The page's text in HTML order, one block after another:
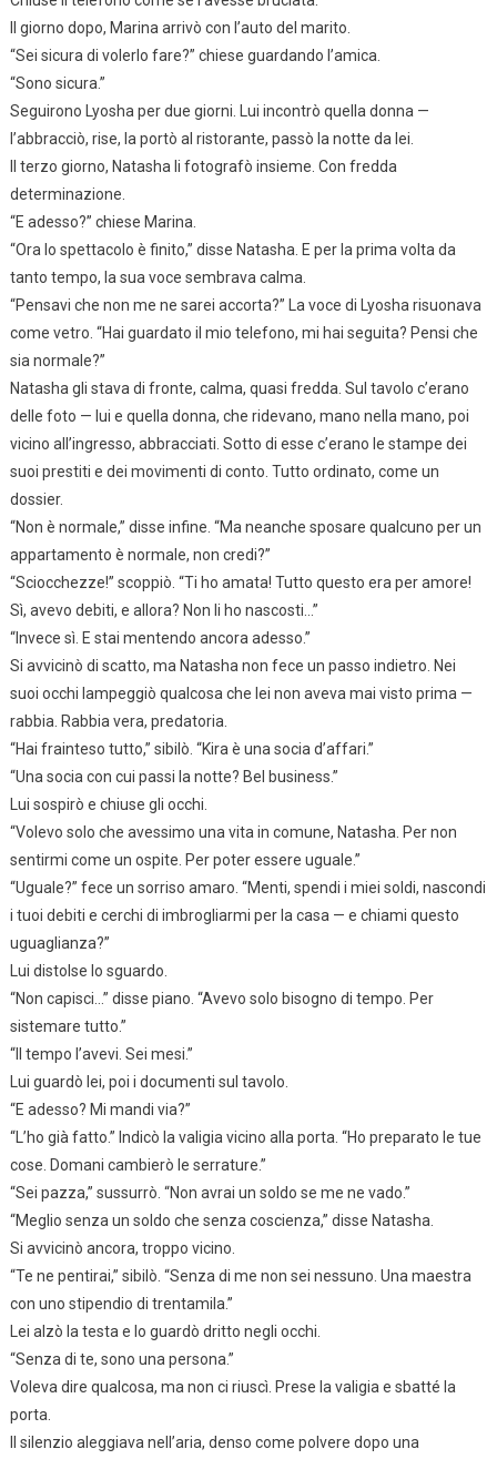
Il giorno dopo, Marina arrivò con l’auto del marito.
“Sei sicura di volerlo fare?” chiese guardando l’amica.
“Sono sicura.”
Seguirono Lyosha per due giorni. Lui incontrò quella donna —
l’abbracciò, rise, la portò al ristorante, passò la notte da lei.
Il terzo giorno, Natasha li fotografò insieme. Con fredda
determinazione.
“E adesso?” chiese Marina.
“Ora lo spettacolo è finito,” disse Natasha. E per la prima volta da
tanto tempo, la sua voce sembrava calma.
“Pensavi che non me ne sarei accorta?” La voce di Lyosha risuonava
come vetro. “Hai guardato il mio telefono, mi hai seguita? Pensi che
sia normale?”
Natasha gli stava di fronte, calma, quasi fredda. Sul tavolo c’erano
delle foto — lui e quella donna, che ridevano, mano nella mano, poi
vicino all’ingresso, abbracciati. Sotto di esse c’erano le stampe dei
suoi prestiti e dei movimenti di conto. Tutto ordinato, come un
dossier.
“Non è normale,” disse infine. “Ma neanche sposare qualcuno per un
appartamento è normale, non credi?”
“Sciocchezze!” scoppiò. “Ti ho amata! Tutto questo era per amore!
Sì, avevo debiti, e allora? Non li ho nascosti…”
“Invece sì. E stai mentendo ancora adesso.”
Si avvicinò di scatto, ma Natasha non fece un passo indietro. Nei
suoi occhi lampeggiò qualcosa che lei non aveva mai visto prima —
rabbia. Rabbia vera, predatoria.
“Hai frainteso tutto,” sibilò. “Kira è una socia d’affari.”
“Una socia con cui passi la notte? Bel business.”
Lui sospirò e chiuse gli occhi.
“Volevo solo che avessimo una vita in comune, Natasha. Per non
sentirmi come un ospite. Per poter essere uguale.”
“Uguale?” fece un sorriso amaro. “Menti, spendi i miei soldi, nascondi
i tuoi debiti e cerchi di imbrogliarmi per la casa — e chiami questo
uguaglianza?”
Lui distolse lo sguardo.
“Non capisci…” disse piano. “Avevo solo bisogno di tempo. Per
sistemare tutto.”
“Il tempo l’avevi. Sei mesi.”
Lui guardò lei, poi i documenti sul tavolo.
“E adesso? Mi mandi via?”
“L’ho già fatto.” Indicò la valigia vicino alla porta. “Ho preparato le tue
cose. Domani cambierò le serrature.”
“Sei pazza,” sussurrò. “Non avrai un soldo se me ne vado.”
“Meglio senza un soldo che senza coscienza,” disse Natasha.
Si avvicinò ancora, troppo vicino.
“Te ne pentirai,” sibilò. “Senza di me non sei nessuno. Una maestra
con uno stipendio di trentamila.”
Lei alzò la testa e lo guardò dritto negli occhi.
“Senza di te, sono una persona.”
Voleva dire qualcosa, ma non ci riuscì. Prese la valigia e sbatté la
porta.
Il silenzio aleggiava nell’aria, denso come polvere dopo una